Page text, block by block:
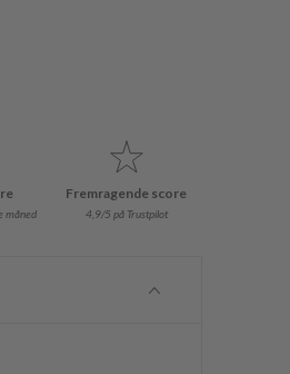
måned
Fremragende score
4,9/5 på Trustpilot